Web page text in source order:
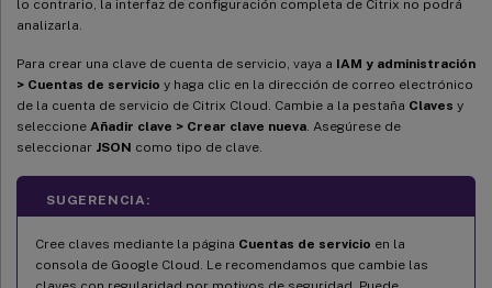
lo contrario, la interfaz de configuración completa de Citrix no podrá
analizarla.
Para crear una clave de cuenta de servicio, vaya a IAM y administración
> Cuentas de servicio y haga clic en la dirección de correo electrónico
de la cuenta de servicio de Citrix Cloud. Cambie a la pestaña Claves y
seleccione Añadir clave > Crear clave nueva . Asegúrese de
seleccionar JSON como tipo de clave.
SUGERENCIA:
Cree claves mediante la página Cuentas de servicio en la
consola de Google Cloud. Le recomendamos que cambie las